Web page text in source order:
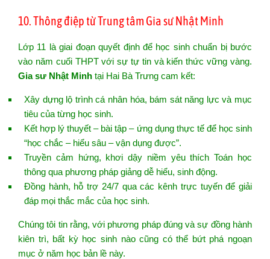
10. Thông điệp từ Trung tâm Gia sư Nhật Minh
Lớp 11 là giai đoạn quyết định để học sinh chuẩn bị bước
vào năm cuối THPT với sự tự tin và kiến thức vững vàng.
Gia sư Nhật Minh tại Hai Bà Trưng cam kết:
Xây dựng lộ trình cá nhân hóa, bám sát năng lực và mục
tiêu của từng học sinh.
Kết hợp lý thuyết – bài tập – ứng dụng thực tế để học sinh
“học chắc – hiểu sâu – vận dụng được”.
Truyền cảm hứng, khơi dậy niềm yêu thích Toán học
thông qua phương pháp giảng dễ hiểu, sinh động.
Đồng hành, hỗ trợ 24/7 qua các kênh trực tuyến để giải
đáp mọi thắc mắc của học sinh.
Chúng tôi tin rằng, với phương pháp đúng và sự đồng hành
kiên trì, bất kỳ học sinh nào cũng có thể bứt phá ngoạn
mục ở năm học bản lề này.